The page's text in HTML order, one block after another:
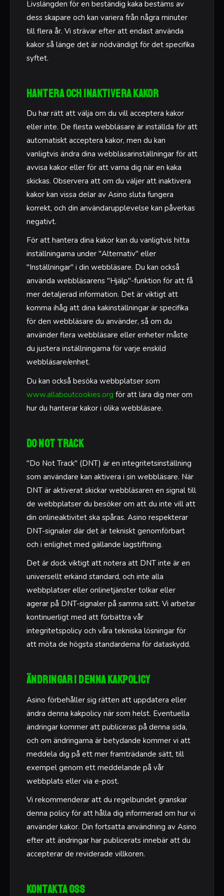
Livslängden för en beständig kaka bestäms av
dess skapare och kan variera från några minuter
till flera år. Vi strävar efter att endast använda
kakor så länge det är nödvändigt för det specifika
syftet.
Hantera och inaktivera kakor
Du har rätt att välja om du vill acceptera kakor
eller inte. De flesta webbläsare är inställda för att
automatiskt acceptera kakor, men du kan
vanligtvis ändra dina webbläsarinställningar för att
avvisa kakor eller för att varna dig när en kaka
skickas. Observera att om du väljer att inaktivera
kakor kan vissa delar av Asino sluta fungera
korrekt, och din användarupplevelse kan påverkas
negativt.
För att hantera dina kakor kan du vanligtvis hitta
inställningarna under "Alternativ" eller
"Inställningar" i din webbläsare. Du kan också
använda webbläsarens "Hjälp"-funktion för att få
mer detaljerad information. Det är viktigt att
komma ihåg att dina kakinställningar är specifika
för den webbläsare du använder, så om du
använder flera webbläsare eller enheter måste
du justera inställningarna för varje enskild
webbläsare/enhet.
Du kan också besöka webbplatser som
www.allaboutcookies.org för att lära dig mer om
hur du hanterar kakor i olika webbläsare.
Do Not Track
"Do Not Track" (DNT) är en integritetsinställning
som användare kan aktivera i sin webbläsare. När
DNT är aktiverat skickar webbläsaren en signal till
de webbplatser du besöker om att du inte vill att
din onlineaktivitet ska spåras. Asino respekterar
DNT-signaler där det är tekniskt genomförbart
och i enlighet med gällande lagstiftning.
Det är dock viktigt att notera att DNT inte är en
universellt erkänd standard, och inte alla
webbplatser eller onlinetjänster tolkar eller
agerar på DNT-signaler på samma sätt. Vi arbetar
kontinuerligt med att förbättra vår
integritetspolicy och våra tekniska lösningar för
att möta de högsta standarderna för dataskydd.
Ändringar i denna kakpolicy
Asino förbehåller sig rätten att uppdatera eller
ändra denna kakpolicy när som helst. Eventuella
ändringar kommer att publiceras på denna sida,
och om ändringarna är betydande kommer vi att
meddela dig på ett mer framträdande sätt, till
exempel genom ett meddelande på vår
webbplats eller via e-post.
Vi rekommenderar att du regelbundet granskar
denna policy för att hålla dig informerad om hur vi
använder kakor. Din fortsatta användning av Asino
efter att ändringar har publicerats innebär att du
accepterar de reviderade villkoren.
Kontakta oss